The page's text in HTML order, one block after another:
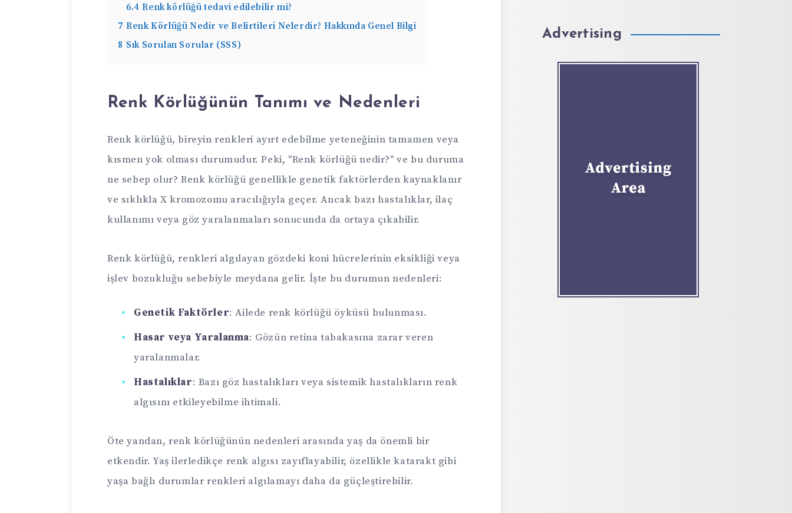
6.4 Renk körlüğü tedavi edilebilir mi?
7 Renk Körlüğü Nedir ve Belirtileri Nelerdir? Hakkında Genel Bilgi
8 Sık Sorulan Sorular (SSS)
Renk Körlüğünün Tanımı ve Nedenleri
Renk körlüğü, bireyin renkleri ayırt edebilme yeteneğinin tamamen veya
kısmen yok olması durumudur. Peki, "Renk körlüğü nedir?" ve bu duruma
ne sebep olur? Renk körlüğü genellikle genetik faktörlerden kaynaklanır
ve sıklıkla X kromozomu aracılığıyla geçer. Ancak bazı hastalıklar, ilaç
kullanımı veya göz yaralanmaları sonucunda da ortaya çıkabilir.
Renk körlüğü, renkleri algılayan gözdeki koni hücrelerinin eksikliği veya
işlev bozukluğu sebebiyle meydana gelir. İşte bu durumun nedenleri:
Genetik Faktörler: Ailede renk körlüğü öyküsü bulunması.
Hasar veya Yaralanma: Gözün retina tabakasına zarar veren
yaralanmalar.
Hastalıklar: Bazı göz hastalıkları veya sistemik hastalıkların renk
algısını etkileyebilme ihtimali.
Öte yandan, renk körlüğünün nedenleri arasında yaş da önemli bir
etkendir. Yaş ilerledikçe renk algısı zayıflayabilir, özellikle katarakt gibi
yaşa bağlı durumlar renkleri algılamayı daha da güçleştirebilir.
Advertising